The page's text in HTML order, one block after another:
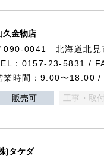
久金物店
090-0041 北海道北見
：0157-23-5831 /
業時間：9:00〜18:00 /
販売可 工事・取
)タケダ